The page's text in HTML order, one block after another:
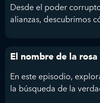
Desde el poder
alianzas, descubrimos
El nombre de la rosa
En este episodio,
la búsqueda de la